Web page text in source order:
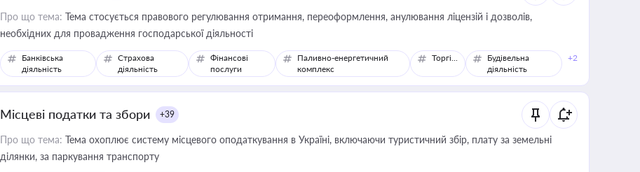
Про що тема: Тема стосується правового регулювання отримання, переоформлення, анулювання ліцензій і дозволів,
необхідних для провадження господарської діяльності
Банківська
діяльність
Страхова
діяльність
Фінансові
послуги
Паливно-енергетичний
комплекс
Торгівля
Будівельна
діяльність
+2
Місцеві податки та збори +39
Про що тема: Тема охоплює систему місцевого оподаткування в Україні, включаючи туристичний збір, плату за земельні
ділянки, за паркування транспорту